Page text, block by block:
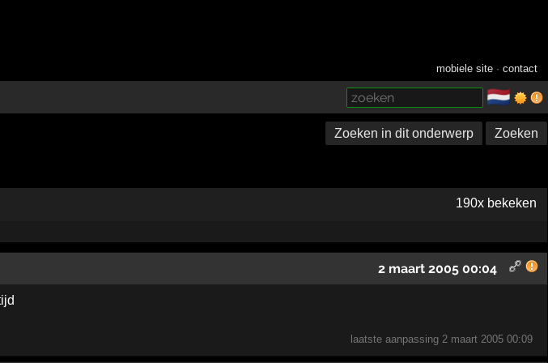
mobiele site ·contact
🇳🇱
Zoeken in dit onderwerp Zoeken
190x bekeken
2 maart 2005 00:04
laatste aanpassing 2 maart 2005 00:09